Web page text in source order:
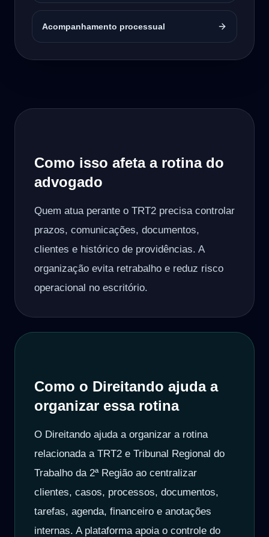
Acompanhamento processual
Como isso afeta a rotina do
advogado
Quem atua perante o TRT2 precisa controlar
prazos, comunicações, documentos,
clientes e histórico de providências. A
organização evita retrabalho e reduz risco
operacional no escritório.
Como o Direitando ajuda a
organizar essa rotina
O Direitando ajuda a organizar a rotina
relacionada a TRT2 e Tribunal Regional do
Trabalho da 2ª Região ao centralizar
clientes, casos, processos, documentos,
tarefas, agenda, financeiro e anotações
internas. A plataforma apoia o controle do